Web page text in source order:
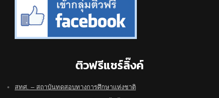
ติวฟรีแชร์ลิ๊งค์
สทศ. – สถาบันทดสอบทางการศึกษาแห่งชาติ